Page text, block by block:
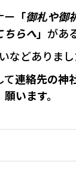
ー 「御札や御
ちらへ」 があ
などありまし
て連絡先の神
願います。